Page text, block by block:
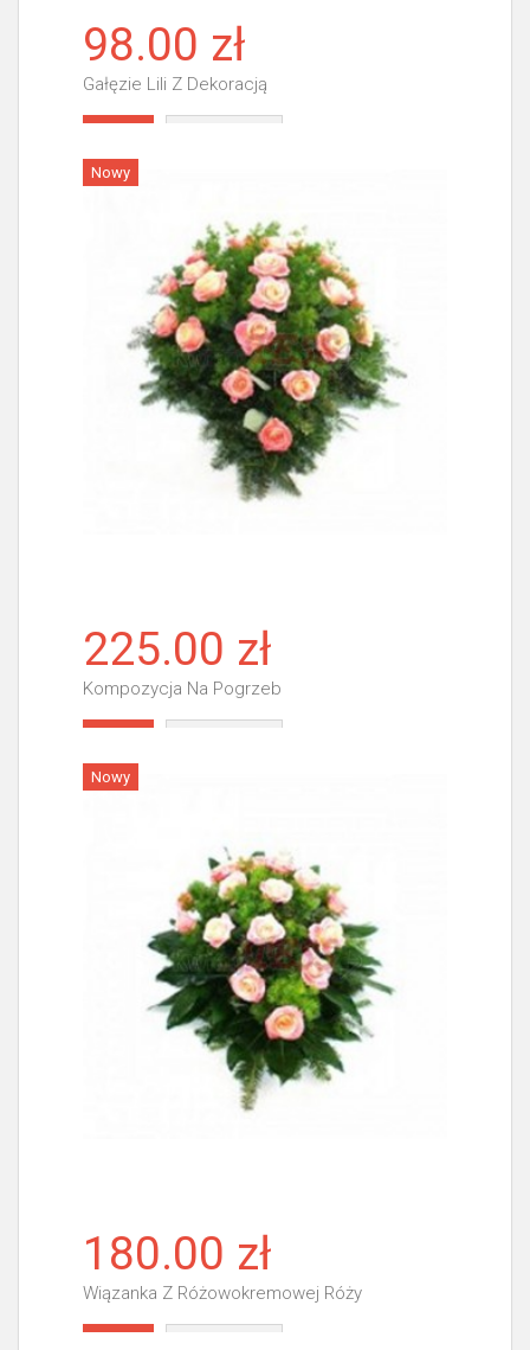
98.00 zł
Gałęzie Lili Z Dekoracją
Nowy
225.00 zł
Kompozycja Na Pogrzeb
Nowy
180.00 zł
Wiązanka Z Różowokremowej Róży